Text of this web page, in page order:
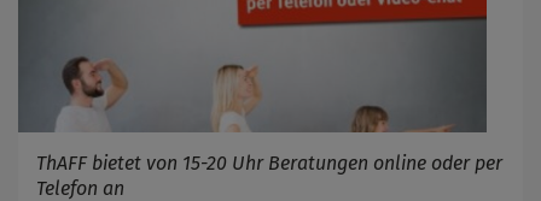
ThAFF bietet von 15-20 Uhr Beratungen online oder per
Telefon an